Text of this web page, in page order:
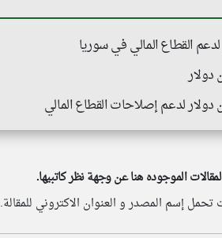
الموجوده هنا عن وجهة نظر كاتبيها.
تحمل إسم المصدر و العنوان الاكتروني للمقالة.